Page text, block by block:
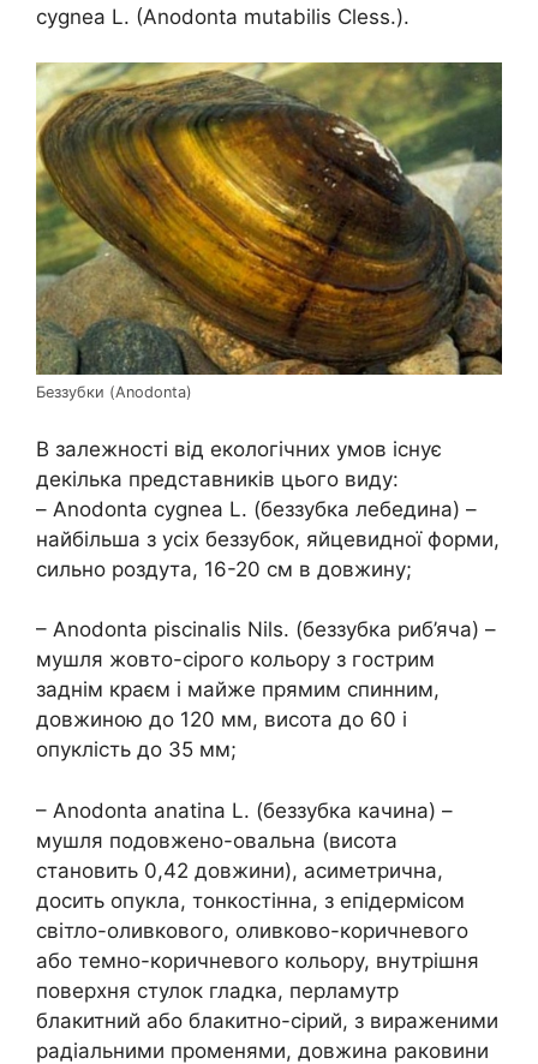
cygnea L. (Anodonta mutabilis Cless.).
Беззубки (Anodonta)
В залежності від екологічних умов існує
декілька представників цього виду:
– Anodonta cygnea L. (беззубка лебедина) –
найбільша з усіх беззубок, яйцевидної форми,
сильно роздута, 16-20 см в довжину;
– Anodonta piscinalis Nils. (беззубка риб’яча) –
мушля жовто-сірого кольору з гострим
заднім краєм і майже прямим спинним,
довжиною до 120 мм, висота до 60 і
опуклість до 35 мм;
– Anodonta anatina L. (беззубка качина) –
мушля подовжено-овальна (висота
становить 0,42 довжини), асиметрична,
досить опукла, тонкостінна, з епідермісом
світло-оливкового, оливково-коричневого
або темно-коричневого кольору, внутрішня
поверхня стулок гладка, перламутр
блакитний або блакитно-сірий, з вираженими
радіальними променями, довжина раковини